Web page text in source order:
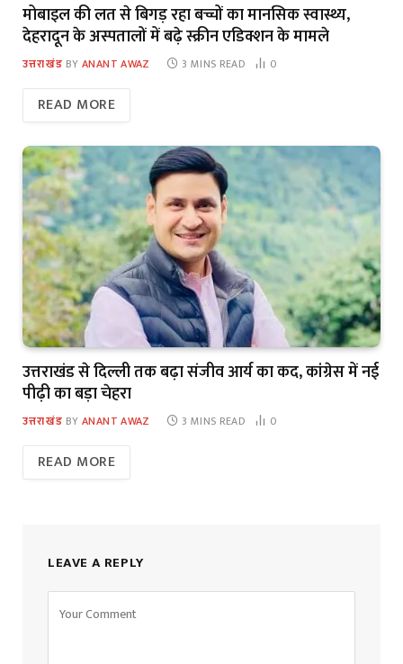
मोबाइल की लत से बिगड़ रहा बच्चों का मानसिक स्वास्थ्य,
देहरादून के अस्पतालों में बढ़े स्क्रीन एडिक्शन के मामले
उत्तराखंड BY ANANT AWAZ 3 MINS READ 0
READ MORE
उत्तराखंड से दिल्ली तक बढ़ा संजीव आर्य का कद, कांग्रेस में नई
पीढ़ी का बड़ा चेहरा
उत्तराखंड BY ANANT AWAZ 3 MINS READ 0
READ MORE
LEAVE A REPLY